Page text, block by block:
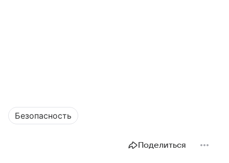
Безопасность
Поделиться